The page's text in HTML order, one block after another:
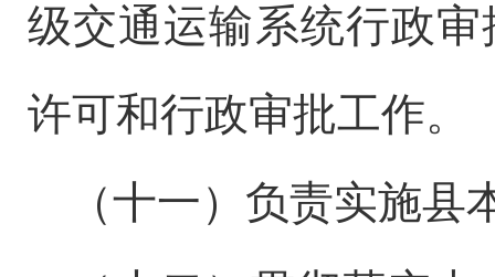
级交通运输系统行政
许可和行政审批工作。
（十一）负责实施县